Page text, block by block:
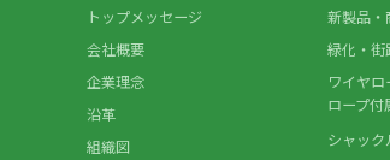
トップメッセージ
会社概要
企業理念
沿革
組織図
新製品・
緑化・街
ワイヤロ
ロープ付
シャック